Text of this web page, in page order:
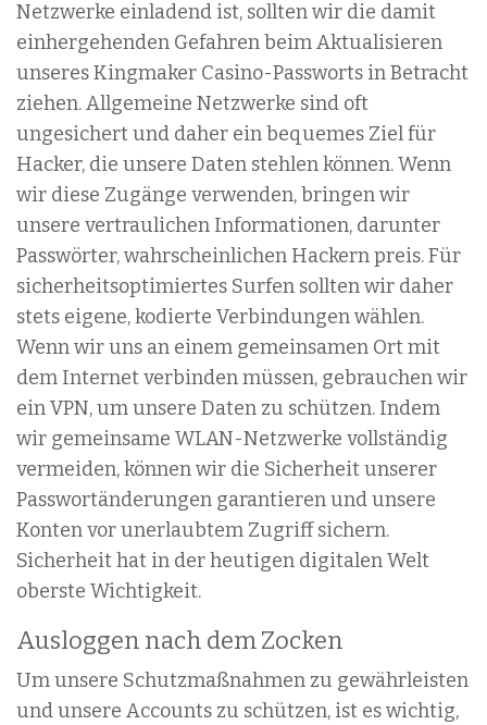
Netzwerke einladend ist, sollten wir die damit
einhergehenden Gefahren beim Aktualisieren
unseres Kingmaker Casino-Passworts in Betracht
ziehen. Allgemeine Netzwerke sind oft
ungesichert und daher ein bequemes Ziel für
Hacker, die unsere Daten stehlen können. Wenn
wir diese Zugänge verwenden, bringen wir
unsere vertraulichen Informationen, darunter
Passwörter, wahrscheinlichen Hackern preis. Für
sicherheitsoptimiertes Surfen sollten wir daher
stets eigene, kodierte Verbindungen wählen.
Wenn wir uns an einem gemeinsamen Ort mit
dem Internet verbinden müssen, gebrauchen wir
ein VPN, um unsere Daten zu schützen. Indem
wir gemeinsame WLAN-Netzwerke vollständig
vermeiden, können wir die Sicherheit unserer
Passwortänderungen garantieren und unsere
Konten vor unerlaubtem Zugriff sichern.
Sicherheit hat in der heutigen digitalen Welt
oberste Wichtigkeit.
Ausloggen nach dem Zocken
Um unsere Schutzmaßnahmen zu gewährleisten
und unsere Accounts zu schützen, ist es wichtig,